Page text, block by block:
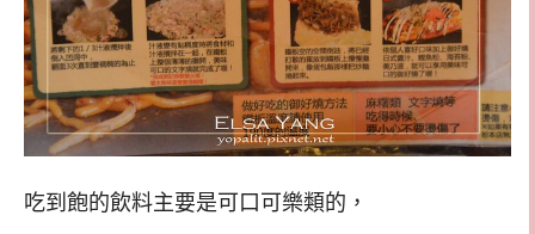
吃到飽的飲料主要是可口可樂類的，